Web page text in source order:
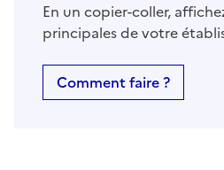
En un copier-coller,
principales de votre
Comment faire ?